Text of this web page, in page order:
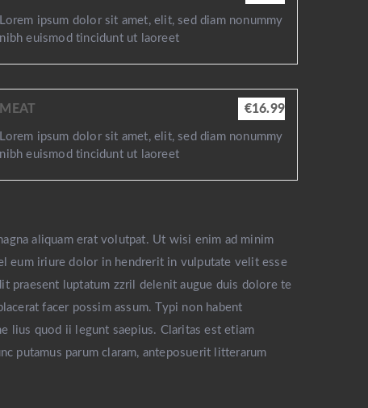
Lorem ipsum dolor sit amet, elit, sed diam nonummy
nibh euismod tincidunt ut laoreet
MEAT €16.99
Lorem ipsum dolor sit amet, elit, sed diam nonummy
nibh euismod tincidunt ut laoreet
aliquam erat volutpat. Ut wisi enim ad minim
eum iriure dolor in hendrerit in vulputate velit esse
praesent luptatum zzril delenit augue duis dolore te
facer possim assum. Typi non habent
lius quod ii legunt saepius. Claritas est etiam
putamus parum claram, anteposuerit litterarum